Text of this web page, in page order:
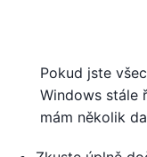
Pokud jste
Windows stále
mám několik